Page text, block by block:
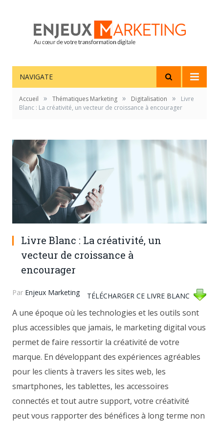
NAVIGATE
Accueil » Thématiques Marketing » Digitalisation »
Livre
Blanc : La créativité, un vecteur de croissance à encourager
Livre Blanc : La créativité, un
vecteur de croissance à
encourager
Par Enjeux Marketing TÉLÉCHARGER CE LIVRE BLANC
A une époque où les technologies et les outils sont
plus accessibles que jamais, le marketing digital vous
permet de faire ressortir la créativité de votre
marque. En développant des expériences agréables
pour les clients à travers les sites web, les
smartphones, les tablettes, les accessoires
connectés et tout autre support, votre créativité
peut vous rapporter des bénéfices à long terme non